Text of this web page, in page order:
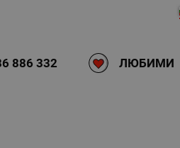
886 332 ЛЮБИМИ